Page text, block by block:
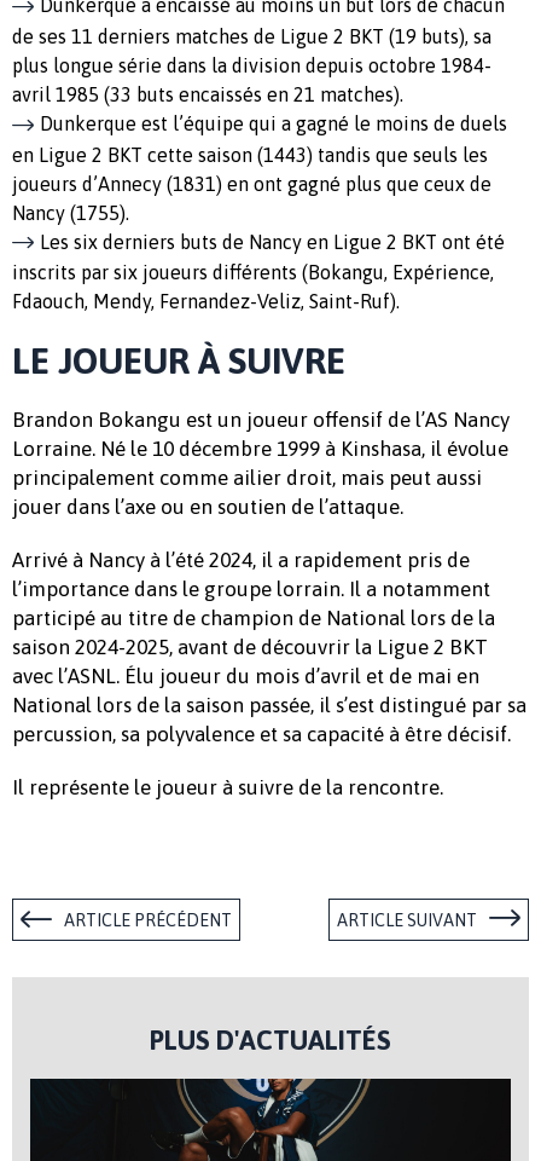
Dunkerque a encaissé au moins un but lors de chacun
de ses 11 derniers matches de Ligue 2 BKT (19 buts), sa
plus longue série dans la division depuis octobre 1984-
avril 1985 (33 buts encaissés en 21 matches).
Dunkerque est l’équipe qui a gagné le moins de duels
en Ligue 2 BKT cette saison (1443) tandis que seuls les
joueurs d’Annecy (1831) en ont gagné plus que ceux de
Nancy (1755).
Les six derniers buts de Nancy en Ligue 2 BKT ont été
inscrits par six joueurs différents (Bokangu, Expérience,
Fdaouch, Mendy, Fernandez-Veliz, Saint-Ruf).
LE JOUEUR À SUIVRE
Brandon Bokangu est un joueur offensif de l’AS Nancy
Lorraine. Né le 10 décembre 1999 à Kinshasa, il évolue
principalement comme ailier droit, mais peut aussi
jouer dans l’axe ou en soutien de l’attaque.
Arrivé à Nancy à l’été 2024, il a rapidement pris de
l’importance dans le groupe lorrain. Il a notamment
participé au titre de champion de National lors de la
saison 2024-2025, avant de découvrir la Ligue 2 BKT
avec l’ASNL. Élu joueur du mois d’avril et de mai en
National lors de la saison passée, il s’est distingué par sa
percussion, sa polyvalence et sa capacité à être décisif.
Il représente le joueur à suivre de la rencontre.
ARTICLE PRÉCÉDENT ARTICLE SUIVANT
PLUS D'ACTUALITÉS